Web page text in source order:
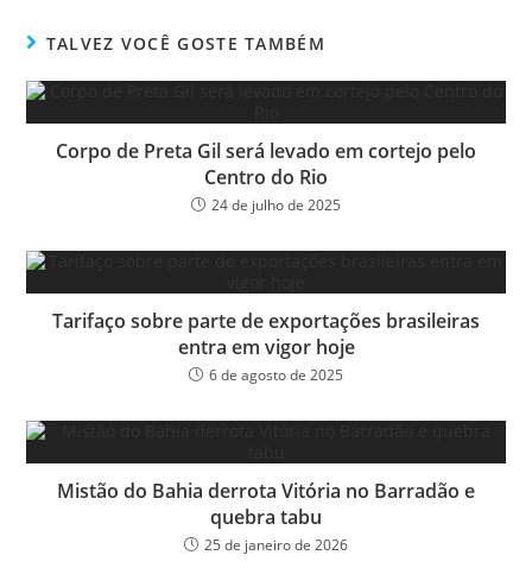
ok er
TALVEZ VOCÊ GOSTE TAMBÉM
Corpo de Preta Gil será levado em cortejo pelo
Centro do Rio
24 de julho de 2025
Tarifaço sobre parte de exportações brasileiras
entra em vigor hoje
6 de agosto de 2025
Mistão do Bahia derrota Vitória no Barradão e
quebra tabu
25 de janeiro de 2026